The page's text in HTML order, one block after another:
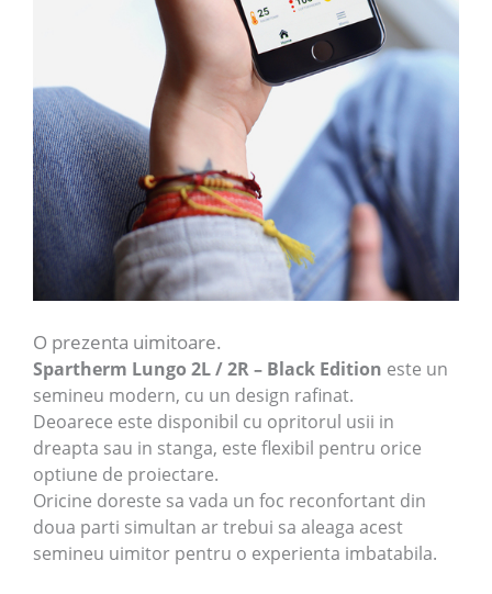
O prezenta uimitoare.
Spartherm Lungo 2L / 2R – Black Edition este un
semineu modern, cu un design rafinat.
Deoarece este disponibil cu opritorul usii in
dreapta sau in stanga, este flexibil pentru orice
optiune de proiectare.
Oricine doreste sa vada un foc reconfortant din
doua parti simultan ar trebui sa aleaga acest
semineu uimitor pentru o experienta imbatabila.